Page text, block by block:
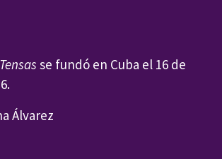
se fundó en Cuba el 16 de
Álvarez